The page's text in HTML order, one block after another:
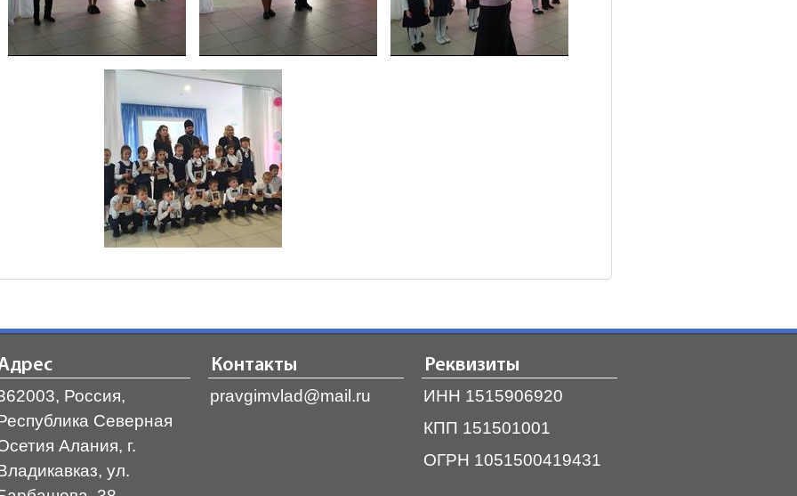
Россия,
Северная
Алания, г.
ул.
Контакты
pravgimvlad@mail.ru
Реквизиты
ИНН 1515906920
КПП 151501001
ОГРН 1051500419431